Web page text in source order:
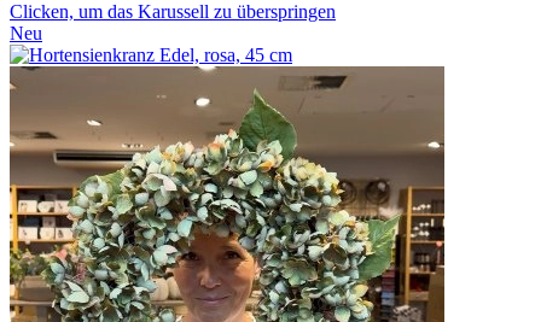
Clicken, um das Karussell zu überspringen
Neu